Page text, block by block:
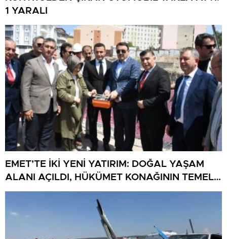
1 YARALI
EMET’TE İKİ YENİ YATIRIM: DOĞAL YAŞAM
ALANI AÇILDI, HÜKÜMET KONAĞININ TEMELİ
ATILDI